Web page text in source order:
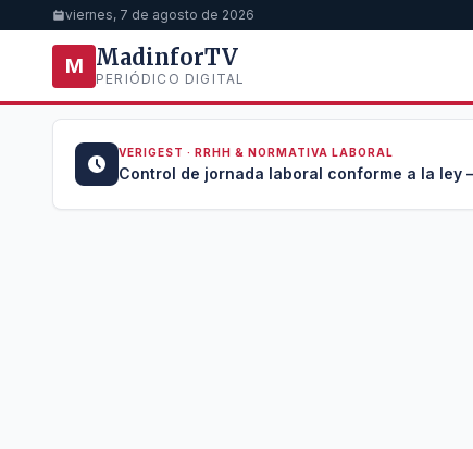
viernes, 7 de agosto de 2026
M MadinforTV
PERIÓDICO DIGITAL
VERIGEST · RRHH & NORMATIVA LABORAL
Control de jornada laboral conforme a la ley